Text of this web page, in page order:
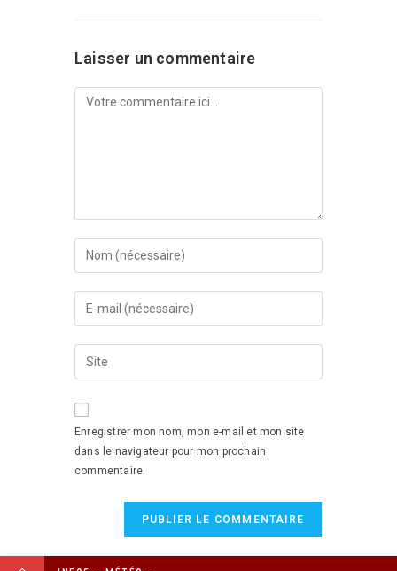
Laisser un commentaire
Enregistrer mon nom, mon e-mail et mon site
dans le navigateur pour mon prochain
commentaire.